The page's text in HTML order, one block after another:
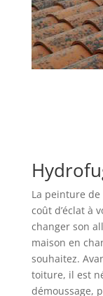
La peinture
coût d’éclat à
changer son
maison en
souhaitez.
toiture, il est
démoussage,